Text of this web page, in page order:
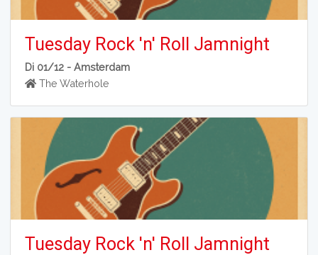
Tuesday Rock 'n' Roll Jamnight
Di 01/12 -Amsterdam
The Waterhole
Tuesday Rock 'n' Roll Jamnight